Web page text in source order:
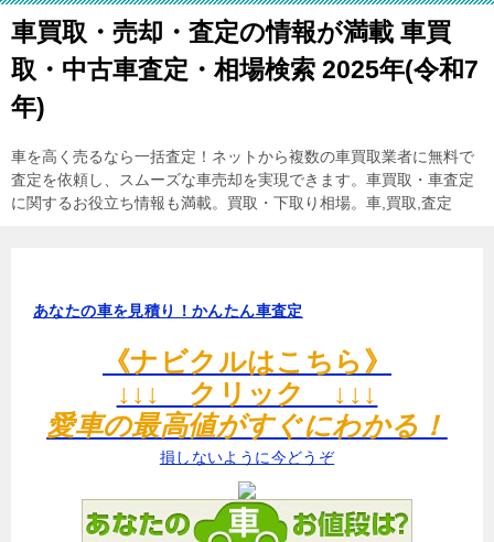
車買取・売却・査定の情報が満載 車買
取・中古車査定・相場検索 2025年(令和7
年)
車を高く売るなら一括査定！ネットから複数の車買取業者に無料で
査定を依頼し、スムーズな車売却を実現できます。車買取・車査定
に関するお役立ち情報も満載。買取・下取り相場。車,買取,査定
あなたの車を見積り！かんたん車査定
《ナビクルはこちら》
↓↓↓ クリック ↓↓↓
愛車の最高値がすぐにわかる！
損しないように今どうぞ